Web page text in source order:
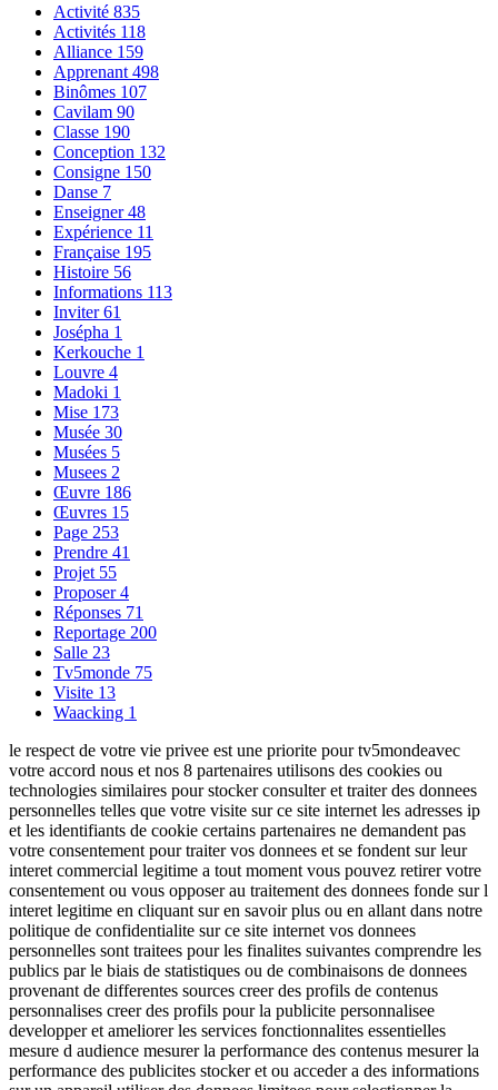
Activité 835
Activités 118
Alliance 159
Apprenant 498
Binômes 107
Cavilam 90
Classe 190
Conception 132
Consigne 150
Danse 7
Enseigner48
Expérience 11
Française 195
Histoire 56
Informations 113
Inviter61
Josépha 1
Kerkouche 1
Louvre 4
Madoki 1
Mise 173
Musée 30
Musées 5
Musees 2
Œuvre 186
Œuvres 15
Page 253
Prendre 41
Projet 55
Proposer4
Réponses 71
Reportage 200
Salle 23
Tv5monde 75
Visite 13
Waacking 1
le respect de votre vie privee est une priorite pour tv5mondeavec
votre accord nous et nos 8 partenaires utilisons des cookies ou
technologies similaires pour stocker consulter et traiter des donnees
personnelles telles que votre visite sur ce site internet les adresses ip
et les identifiants de cookie certains partenaires ne demandent pas
votre consentement pour traiter vos donnees et se fondent sur leur
interet commercial legitime a tout moment vous pouvez retirer votre
consentement ou vous opposer au traitement des donnees fonde sur l
interet legitime en cliquant sur en savoir plus ou en allant dans notre
politique de confidentialite sur ce site internet vos donnees
personnelles sont traitees pour les finalites suivantes comprendre les
publics par le biais de statistiques ou de combinaisons de donnees
provenant de differentes sources creer des profils de contenus
personnalises creer des profils pour la publicite personnalisee
developper et ameliorer les services fonctionnalites essentielles
mesure d audience mesurer la performance des contenus mesurer la
performance des publicites stocker et ou acceder a des informations